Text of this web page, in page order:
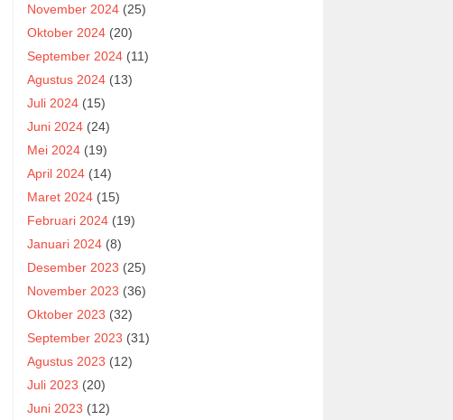
November 2024 (25)
Oktober 2024 (20)
September 2024 (11)
Agustus 2024 (13)
Juli 2024 (15)
Juni 2024 (24)
Mei 2024 (19)
April 2024 (14)
Maret 2024 (15)
Februari 2024 (19)
Januari 2024 (8)
Desember 2023 (25)
November 2023 (36)
Oktober 2023 (32)
September 2023 (31)
Agustus 2023 (12)
Juli 2023 (20)
Juni 2023 (12)